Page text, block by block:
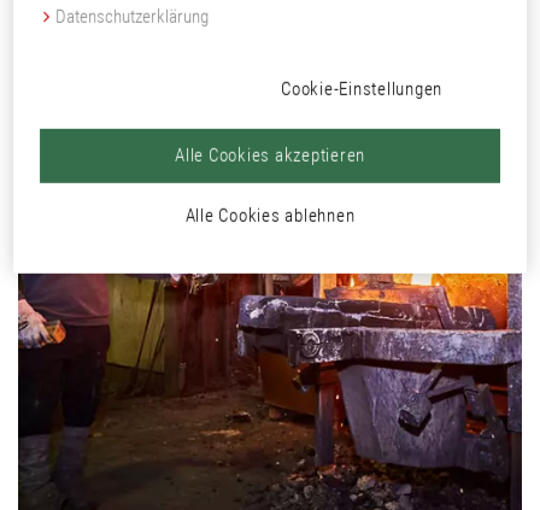
Datenschutzerklärung
Cookie-Einstellungen
Alle Cookies ablehnen
Alle Cookies akzeptieren